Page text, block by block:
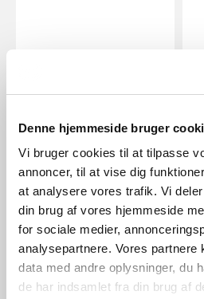
Denne hjemmeside bruger
Vi bruger cookies til at tilpasse
annoncer, til at vise dig
at analysere vores trafik. Vi
din brug af vores hjemmeside
for sociale medier,
analysepartnere. Vores partnere
data med andre oplysninger, du
de har indsamlet fra din brug af
Orbiform | Suspension |
Laiton
Numéro d’article 2010673047